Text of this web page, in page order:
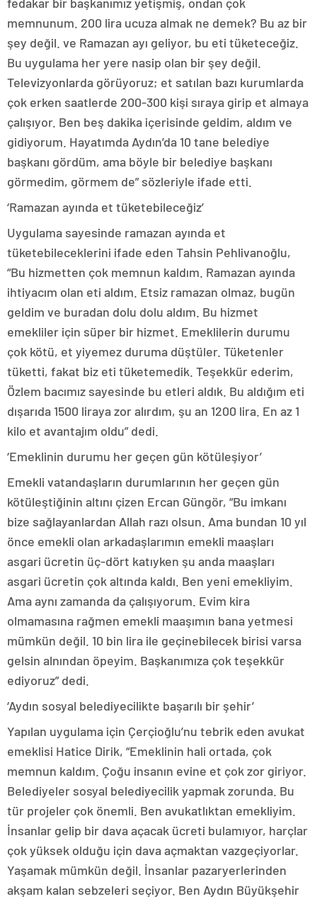
memnunum. 200 lira ucuza almak ne demek? Bu az bir
şey değil. ve Ramazan ayı geliyor, bu eti tüketeceğiz.
Bu uygulama her yere nasip olan bir şey değil.
Televizyonlarda görüyoruz; et satılan bazı kurumlarda
çok erken saatlerde 200-300 kişi sıraya girip et almaya
çalışıyor. Ben beş dakika içerisinde geldim, aldım ve
gidiyorum. Hayatımda Aydın’da 10 tane belediye
başkanı gördüm, ama böyle bir belediye başkanı
görmedim, görmem de” sözleriyle ifade etti.
‘Ramazan ayında et tüketebileceğiz’
Uygulama sayesinde ramazan ayında et
tüketebileceklerini ifade eden Tahsin Pehlivanoğlu,
“Bu hizmetten çok memnun kaldım. Ramazan ayında
ihtiyacım olan eti aldım. Etsiz ramazan olmaz, bugün
geldim ve buradan dolu dolu aldım. Bu hizmet
emekliler için süper bir hizmet. Emeklilerin durumu
çok kötü, et yiyemez duruma düştüler. Tüketenler
tüketti, fakat biz eti tüketemedik. Teşekkür ederim,
Özlem bacımız sayesinde bu etleri aldık. Bu aldığım eti
dışarıda 1500 liraya zor alırdım, şu an 1200 lira. En az 1
kilo et avantajım oldu” dedi.
‘Emeklinin durumu her geçen gün kötüleşiyor’
Emekli vatandaşların durumlarının her geçen gün
kötüleştiğinin altını çizen Ercan Güngör, “Bu imkanı
bize sağlayanlardan Allah razı olsun. Ama bundan 10 yıl
önce emekli olan arkadaşlarımın emekli maaşları
asgari ücretin üç-dört katıyken şu anda maaşları
asgari ücretin çok altında kaldı. Ben yeni emekliyim.
Ama aynı zamanda da çalışıyorum. Evim kira
olmamasına rağmen emekli maaşımın bana yetmesi
mümkün değil. 10 bin lira ile geçinebilecek birisi varsa
gelsin alnından öpeyim. Başkanımıza çok teşekkür
ediyoruz” dedi.
‘Aydın sosyal belediyecilikte başarılı bir şehir’
Yapılan uygulama için Çerçioğlu’nu tebrik eden avukat
emeklisi Hatice Dirik, “Emeklinin hali ortada, çok
memnun kaldım. Çoğu insanın evine et çok zor giriyor.
Belediyeler sosyal belediyecilik yapmak zorunda. Bu
tür projeler çok önemli. Ben avukatlıktan emekliyim.
İnsanlar gelip bir dava açacak ücreti bulamıyor, harçlar
çok yüksek olduğu için dava açmaktan vazgeçiyorlar.
Yaşamak mümkün değil. İnsanlar pazaryerlerinden
akşam kalan sebzeleri seçiyor. Ben Aydın Büyükşehir